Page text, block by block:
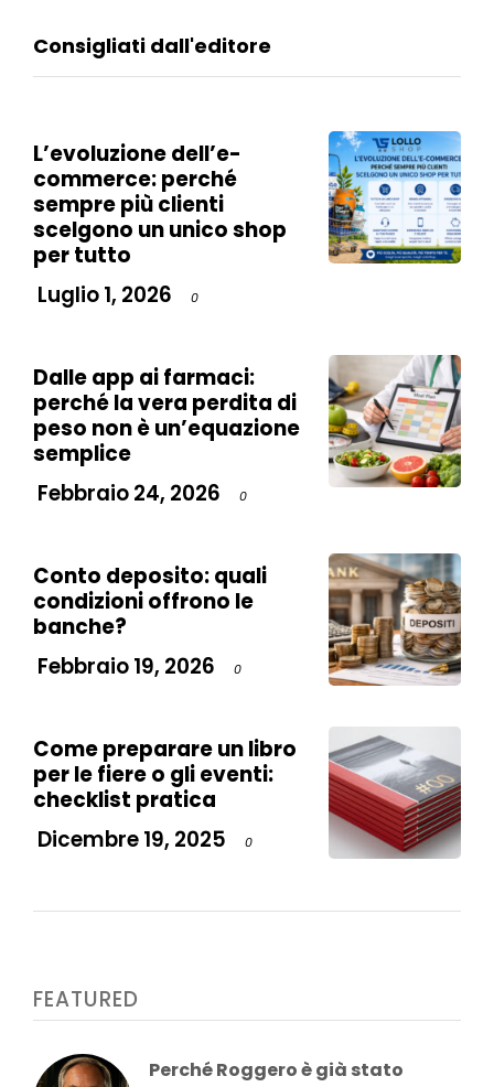
Consigliati dall'editore
L’evoluzione dell’e-
commerce: perché
sempre più clienti
scelgono un unico shop
per tutto
Luglio 1, 2026
0
Dalle app ai farmaci:
perché la vera perdita di
peso non è un’equazione
semplice
Febbraio 24, 2026
0
Conto deposito: quali
condizioni offrono le
banche?
Febbraio 19, 2026
0
Come preparare un libro
per le fiere o gli eventi:
checklist pratica
Dicembre 19, 2025
0
FEATURED
Perché Roggero è già stato